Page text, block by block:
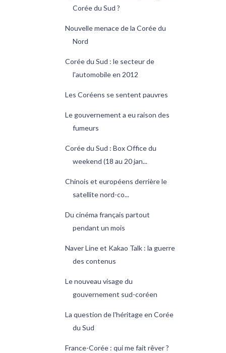
Corée du Sud ?
Nouvelle menace de la Corée du
Nord
Corée du Sud : le secteur de
l'automobile en 2012
Les Coréens se sentent pauvres
Le gouvernement a eu raison des
fumeurs
Corée du Sud : Box Office du
weekend (18 au 20 jan...
Chinois et européens derrière le
satellite nord-co...
Du cinéma français partout
pendant un mois
Naver Line et Kakao Talk : la guerre
des contenus
Le nouveau visage du
gouvernement sud-coréen
La question de l'héritage en Corée
du Sud
France-Corée : qui me fait rêver ?